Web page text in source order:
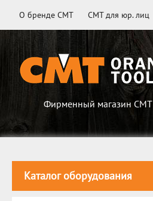
О бренде CMT CMT для юр. лиц
Фирменный магазин CMT
Каталог оборудования